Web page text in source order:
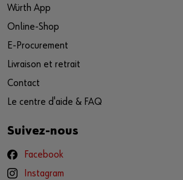
Würth App
Online-Shop
E-Procurement
Livraison et retrait
Contact
Le centre d'aide & FAQ
Suivez-nous
Facebook
Instagram